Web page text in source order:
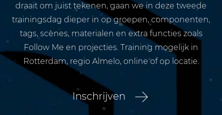
draait om juist tekenen, gaan we in deze tweede
trainingsdag dieper in op groepen, componenten,
tags, scènes, materialen en extra functies zoals
Follow Me en projecties. Training mogelijk in
Rotterdam, regio Almelo, online of op locatie.
Inschrijven